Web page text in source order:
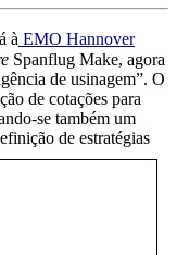
à EMO Hannover
Spanflug Make, agora
de usinagem”. O
de cotações para
se também um
de estratégias